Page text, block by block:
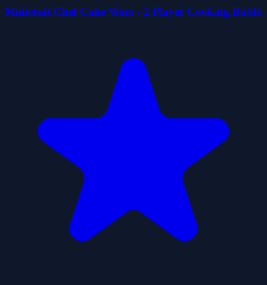
Minicraft Chef Cake Wars - 2 Player Cooking Battle